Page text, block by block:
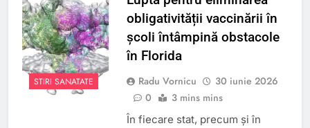
STIRI SANATATE
obligativității vaccinării în
școli întâmpină obstacole
în Florida
Radu Vornicu
30 iunie 2026
0
3 mins mins
În fiecare stat, precum și în